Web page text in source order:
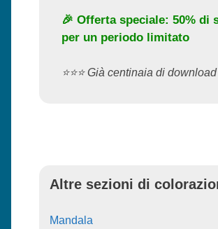
🎉 Offerta speciale: 50% di
per un periodo limitato
⭐️⭐️⭐️ Già centinaia di download
Altre sezioni di
Mandala